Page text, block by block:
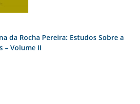
da Rocha Pereira: Estudos Sobre a
– Volume II